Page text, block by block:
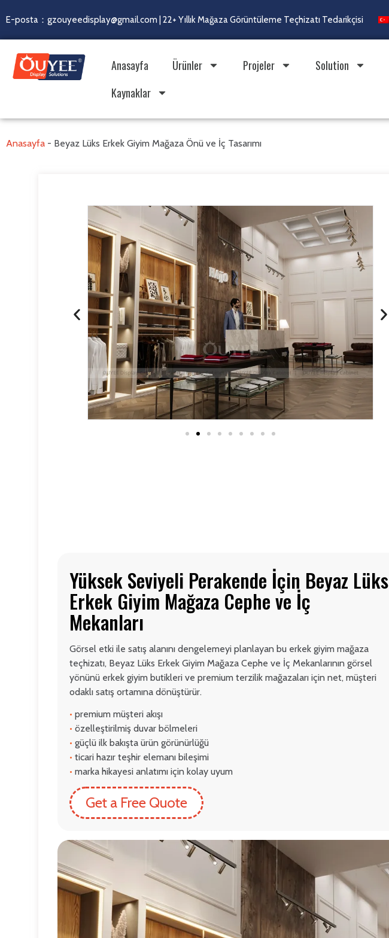
E-posta：gzouyeedisplay@gmail.com | 22+ Yıllık Mağaza Görüntüleme Teçhizatı Tedarikçisi
Anasayfa Ürünler Projeler Solution
Kaynaklar
Anasayfa - Beyaz Lüks Erkek Giyim Mağaza Önü ve İç Tasarımı
Yüksek Seviyeli Perakende İçin Beyaz Lüks
Erkek Giyim Mağaza Cephe ve İç
Mekanları
Görsel etki ile satış alanını dengelemeyi planlayan bu erkek giyim mağaza
teçhizatı, Beyaz Lüks Erkek Giyim Mağaza Cephe ve İç Mekanlarının görsel
yönünü erkek giyim butikleri ve premium terzilik mağazaları için net, müşteri
odaklı satış ortamına dönüştürür.
• premium müşteri akışı
• özelleştirilmiş duvar bölmeleri
• güçlü ilk bakışta ürün görünürlüğü
• ticari hazır teşhir elemanı bileşimi
• marka hikayesi anlatımı için kolay uyum
Get a Free Quote